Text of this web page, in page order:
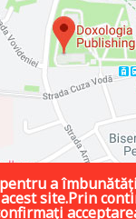
a
site.Prin